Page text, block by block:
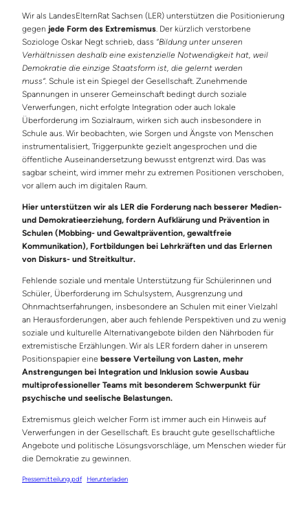
Wir als LandesElternRat Sachsen (LER) unterstützen die Positionierung
gegen jede Form des Extremismus . Der kürzlich verstorbene
Soziologe Oskar Negt schrieb, dass “Bildung unter unseren
Verhältnissen deshalb eine existenzielle Notwendigkeit hat, weil
Demokratie die einzige Staatsform ist, die gelernt werden
muss“. Schule ist ein Spiegel der Gesellschaft. Zunehmende
Spannungen in unserer Gemeinschaft bedingt durch soziale
Verwerfungen, nicht erfolgte Integration oder auch lokale
Überforderung im Sozialraum, wirken sich auch insbesondere in
Schule aus. Wir beobachten, wie Sorgen und Ängste von Menschen
instrumentalisiert, Triggerpunkte gezielt angesprochen und die
öffentliche Auseinandersetzung bewusst entgrenzt wird. Das was
sagbar scheint, wird immer mehr zu extremen Positionen verschoben,
vor allem auch im digitalen Raum.
Hier unterstützen wir als LER die Forderung nach besserer Medien-
und Demokratieerziehung, fordern Aufklärung und Prävention in
Schulen (Mobbing- und Gewaltprävention, gewaltfreie
Kommunikation), Fortbildungen bei Lehrkräften und das Erlernen
von Diskurs- und Streitkultur.
Fehlende soziale und mentale Unterstützung für Schülerinnen und
Schüler, Überforderung im Schulsystem, Ausgrenzung und
Ohnmachtserfahrungen, insbesondere an Schulen mit einer Vielzahl
an Herausforderungen, aber auch fehlende Perspektiven und zu wenig
soziale und kulturelle Alternativangebote bilden den Nährboden für
extremistische Erzählungen. Wir als LER fordern daher in unserem
Positionspapier eine bessere Verteilung von Lasten, mehr
Anstrengungen bei Integration und Inklusion sowie Ausbau
multiprofessioneller Teams mit besonderem Schwerpunkt für
psychische und seelische Belastungen.
Extremismus gleich welcher Form ist immer auch ein Hinweis auf
Verwerfungen in der Gesellschaft. Es braucht gute gesellschaftliche
Angebote und politische Lösungsvorschläge, um Menschen wieder für
die Demokratie zu gewinnen.
Pressemitteilung.pdf Herunterladen